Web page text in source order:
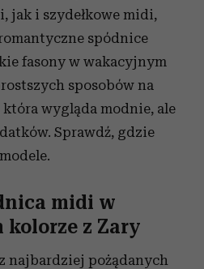
jak i szydełkowe midi,
spódnice
fasony w wakacyjnym
sposobów na
wygląda modnie, ale
Sprawdź, gdzie
midi w
kolorze z Zary
najbardziej pożądanych